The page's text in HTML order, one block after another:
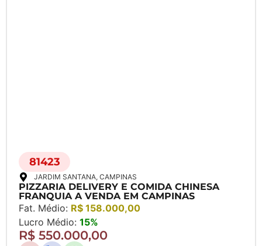
81423
JARDIM SANTANA, CAMPINAS
PIZZARIA DELIVERY E COMIDA CHINESA
FRANQUIA A VENDA EM CAMPINAS
Fat. Médio: R$ 158.000,00
Lucro Médio: 15%
R$ 550.000,00